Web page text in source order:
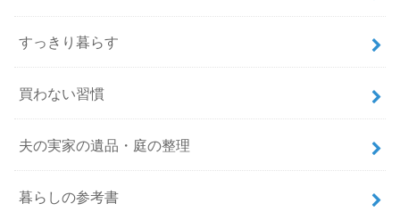
すっきり暮らす
買わない習慣
夫の実家の遺品・庭の整理
暮らしの参考書